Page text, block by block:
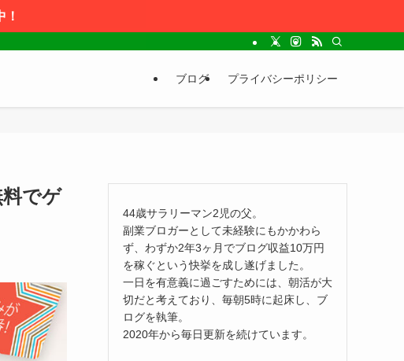
ブログ プライバシーポリシー
でゲ
44歳サラリーマン2児の父。
副業ブロガーとして未経験にもかかわら
ず、わずか2年3ヶ月でブログ収益10万円
を稼ぐという快挙を成し遂げました。
一日を有意義に過ごすためには、朝活が大
切だと考えており、毎朝5時に起床し、ブ
ログを執筆。
2020年から毎日更新を続けています。